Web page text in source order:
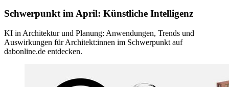
Schwerpunkt im April: Künstliche Intelligenz
KI in Architektur und Planung: Anwendungen, Trends und
Auswirkungen für Architekt:innen im Schwerpunkt auf
dabonline.de entdecken.